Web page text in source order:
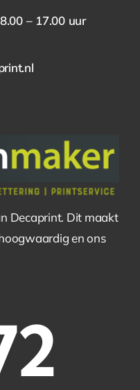
– 17.00 uur
Decaprint. Dit maakt
en ons